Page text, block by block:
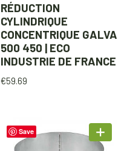
RÉDUCTION
CYLINDRIQUE
CONCENTRIQUE GALVA
500 450 | ECO
INDUSTRIE DE FRANCE
€59.69
Save